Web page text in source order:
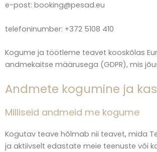
e-post: booking@pesad.eu
telefoninumber: +372 5108 410
Kogume ja töötleme teavet kooskõlas
andmekaitse määrusega (GDPR), mis
Andmete kogumine ja
Milliseid andmeid me kogume
Kogutav teave hõlmab nii teavet, mida
ja aktiivselt edastate meie teenuste või